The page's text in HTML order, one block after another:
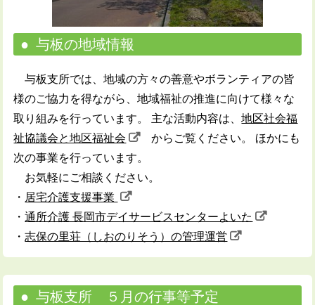
与板の地域情報
与板支所では、地域の方々の善意やボランティアの皆
様のご協力を得ながら、地域福祉の推進に向けて様々な
取り組みを行っています。 主な活動内容は、地区社会福
祉協議会と地区福祉会
からご覧ください。 ほかにも
次の事業を行っています。
お気軽にご相談ください。
・ 居宅介護支援事業
・通所介護 長岡市デイサービスセンターよいた
・志保の里荘（しおのりそう）の管理運営
与板支所 ５月の行事等予定